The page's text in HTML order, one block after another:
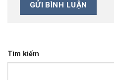
Tìm kiếm